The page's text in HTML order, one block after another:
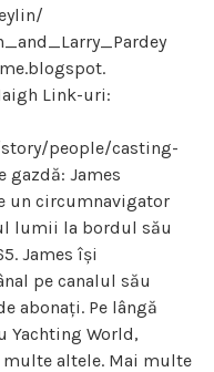
Link-uri:
people/casting-
gazdă: James
un circumnavigator
lumii la bordul său
James își
pe canalul său
abonați. Pe lângă
Yachting World,
multe altele. Mai multe